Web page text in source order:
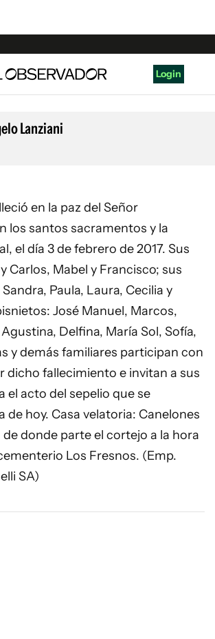
Login
Lanziani
en la paz del Señor
los santos sacramentos y la
el día 3 de febrero de 2017. Sus
Carlos, Mabel y Francisco; sus
Paula, Laura, Cecilia y
José Manuel, Marcos,
Delfina, María Sol, Sofía,
y demás familiares participan con
dicho fallecimiento e invitan a sus
el acto del sepelio que se
de hoy. Casa velatoria: Canelones
de donde parte el cortejo a la hora
Los Fresnos. (Emp.
SA)